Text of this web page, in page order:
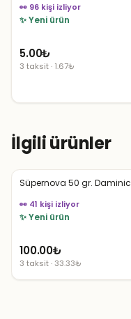
👀 96 kişi izliyor
✨ Yeni ürün
5.00₺
3 taksit · 1.67₺
İlgili ürünler
Süpernova 50 gr. Daminic
👀 41 kişi izliyor
✨ Yeni ürün
100.00₺
3 taksit · 33.33₺